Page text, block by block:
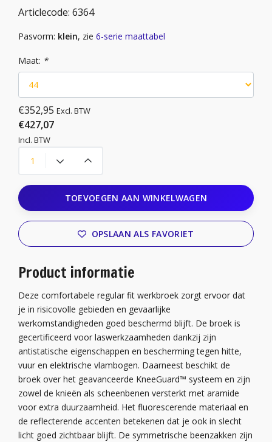
Articlecode: 6364
Pasvorm: klein, zie 6-serie maattabel
Maat: *
€352,95 Excl. BTW
€427,07
Incl. BTW
TOEVOEGEN AAN WINKELWAGEN
OPSLAAN ALS FAVORIET
Product informatie
Deze comfortabele regular fit werkbroek zorgt ervoor dat
je in risicovolle gebieden en gevaarlijke
werkomstandigheden goed beschermd blijft. De broek is
gecertificeerd voor laswerkzaamheden dankzij zijn
antistatische eigenschappen en bescherming tegen hitte,
vuur en elektrische vlambogen. Daarneest beschikt de
broek over het geavanceerde KneeGuard™ systeem en zijn
zowel de knieën als scheenbenen versterkt met aramide
voor extra duurzaamheid. Het fluorescerende materiaal en
de reflecterende accenten betekenen dat je ook in slecht
licht goed zichtbaar blijft. De symmetrische beenzakken zijn